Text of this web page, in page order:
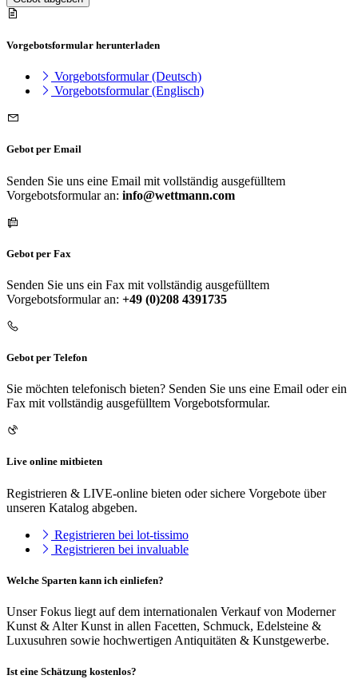
Vorgebotsformular herunterladen
Vorgebotsformular (Deutsch)
Vorgebotsformular (Englisch)
Gebot per Email
Senden Sie uns eine Email mit vollständig ausgefülltem
Vorgebotsformular an: info@wettmann.com
Gebot per Fax
Senden Sie uns ein Fax mit vollständig ausgefülltem
Vorgebotsformular an: +49 (0)208 4391735
Gebot per Telefon
Sie möchten telefonisch bieten? Senden Sie uns eine Email oder ein
Fax mit vollständig ausgefülltem Vorgebotsformular.
Live online mitbieten
Registrieren & LIVE-online bieten oder sichere Vorgebote über
unseren Katalog abgeben.
Registrieren bei lot-tissimo
Registrieren bei invaluable
Welche Sparten kann ich einliefen?
Unser Fokus liegt auf dem internationalen Verkauf von Moderner
Kunst & Alter Kunst in allen Facetten, Schmuck, Edelsteine &
Luxusuhren sowie hochwertigen Antiquitäten & Kunstgewerbe.
Ist eine Schätzung kostenlos?